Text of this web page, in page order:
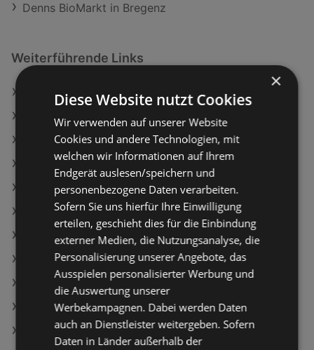
Denns BioMarkt in Bregenz
Weiterführende Links
Schärdinger Bergbaron Scheiben
Wodka Kaliskaya
Ferrero Milchschnitte
Maximarkt Angebote
ADEG Angebote
Aktuelle T&G Flugblätter
Aktuelle MPREIS Flugblätter
Aktuelle PENNY Flugblätter
Aktuelle HOFER Flugblätter
Aktuelle Travel FREE Flugblätter
Denns BioMarkt Filialen in Bregenz
×
Diese Website nutzt Cookies
Wir verwenden auf unserer Website
Cookies und andere Technologien, mit
welchen wir Informationen auf Ihrem
Endgerät auslesen/speichern und
personenbezogene Daten verarbeiten.
Sofern Sie uns hierfür Ihre Einwilligung
erteilen, geschieht dies für die Einbindung
externer Medien, die Nutzungsanalyse, die
Personalisierung unserer Angebote, das
Ausspielen personalisierter Werbung und
die Auswertung unserer
Werbekampagnen. Dabei werden Daten
auch an Dienstleister weitergeben. Sofern
Daten in Länder außerhalb der